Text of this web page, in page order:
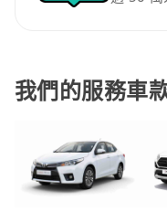
我們的服務車